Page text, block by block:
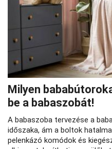
Milyen
be a babaszobát!
A babaszoba tervezése a
időszaka, ám a boltok
pelenkázó komódok és